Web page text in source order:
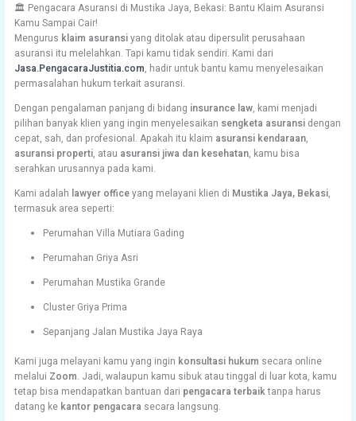
🏛️ Pengacara Asuransi di Mustika Jaya, Bekasi: Bantu Klaim Asuransi
Kamu Sampai Cair!
Mengurus klaim asuransiyang ditolak atau dipersulit perusahaan
asuransi itu melelahkan. Tapi kamu tidak sendiri. Kami dari
Jasa.PengacaraJustitia.com, hadir untuk bantu kamu menyelesaikan
permasalahan hukum terkait asuransi.
Dengan pengalaman panjang di bidang insurance law, kami menjadi
pilihan banyak klien yang ingin menyelesaikan sengketa asuransi dengan
cepat, sah, dan profesional. Apakah itu klaim asuransi kendaraan,
asuransi properti, atau asuransi jiwa dan kesehatan, kamu bisa
serahkan urusannya pada kami.
Kami adalah lawyer officeyang melayani klien di Mustika Jaya, Bekasi,
termasuk area seperti:
Perumahan Villa Mutiara Gading
Perumahan Griya Asri
Perumahan Mustika Grande
Cluster Griya Prima
Sepanjang Jalan Mustika Jaya Raya
Kami juga melayani kamu yang ingin konsultasi hukum secara online
melalui Zoom. Jadi, walaupun kamu sibuk atau tinggal di luar kota, kamu
tetap bisa mendapatkan bantuan dari pengacara terbaiktanpa harus
datang ke kantor pengacara secara langsung.